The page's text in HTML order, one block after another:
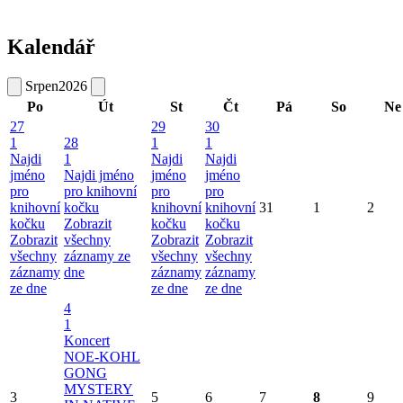
Kalendář
Srpen2026
Po
Út St Čt Pá So
Ne
27
1
Najdi
jméno
pro
knihovní
kočku
Zobrazit
všechny
záznamy
ze dne
28
1
Najdi jméno
pro knihovní
kočku
Zobrazit
všechny
záznamy ze
dne
29
1
Najdi
jméno
pro
knihovní
kočku
Zobrazit
všechny
záznamy
ze dne
30
1
Najdi
jméno
pro
knihovní
kočku
Zobrazit
všechny
záznamy
ze dne
31 1 2
3
4
1
Koncert
NOE-KOHL
GONG
MYSTERY
5 6 7 8 9